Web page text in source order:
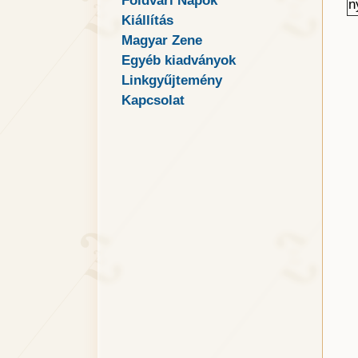
Kiállítás
Magyar Zene
Egyéb kiadványok
Linkgyűjtemény
Kapcsolat